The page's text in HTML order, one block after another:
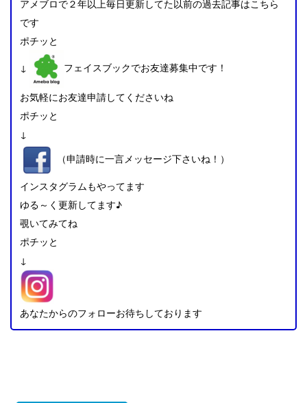
アメブロで２年以上毎日更新してた以前の過去記事はこちら
です
ポチッと
↓
フェイスブックでお友達募集中です！
お気軽にお友達申請してくださいね
ポチッと
↓
（申請時に一言メッセージ下さいね！）
インスタグラムもやってます
ゆる～く更新してます♪
覗いてみてね
ポチッと
↓
あなたからのフォローお待ちしております